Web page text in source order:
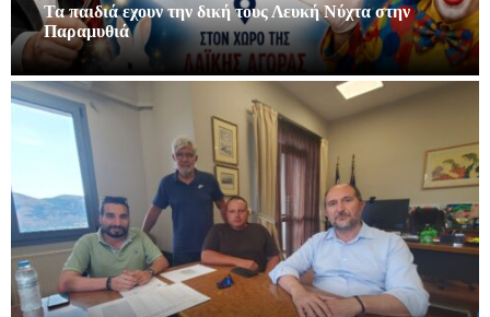
Τα παιδιά εχουν την δική τους Λευκή Νύχτα στην
Παραμυθιά